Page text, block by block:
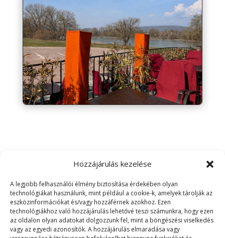
Hozzájárulás kezelése
A legjobb felhasználói élmény biztosítása érdekében olyan
technológiákat használunk, mint például a cookie-k, amelyek tárolják az
eszközinformációkat és/vagy hozzáférnek azokhoz. Ezen
technológiákhoz való hozzájárulás lehetővé teszi számunkra, hogy ezen
az oldalon olyan adatokat dolgozzunk fel, mint a böngészési viselkedés
vagy az egyedi azonosítók. A hozzájárulás elmaradása vagy
Gondűző Étterem és Pizzéria